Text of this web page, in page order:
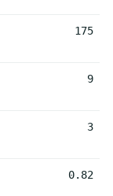
175
9
3
0.82